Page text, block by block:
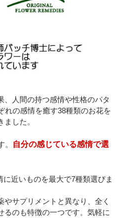
、人間の持つ感情や性格のパタ
れの感情を癒す38種類のお花を
した。
自分の感じている感情で選
近いものを最大で7種類選びま
サプリメントと異なり、全く
るのも特徴の一つです。気軽に